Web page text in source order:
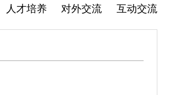
人才培养 对外交流 互动交流